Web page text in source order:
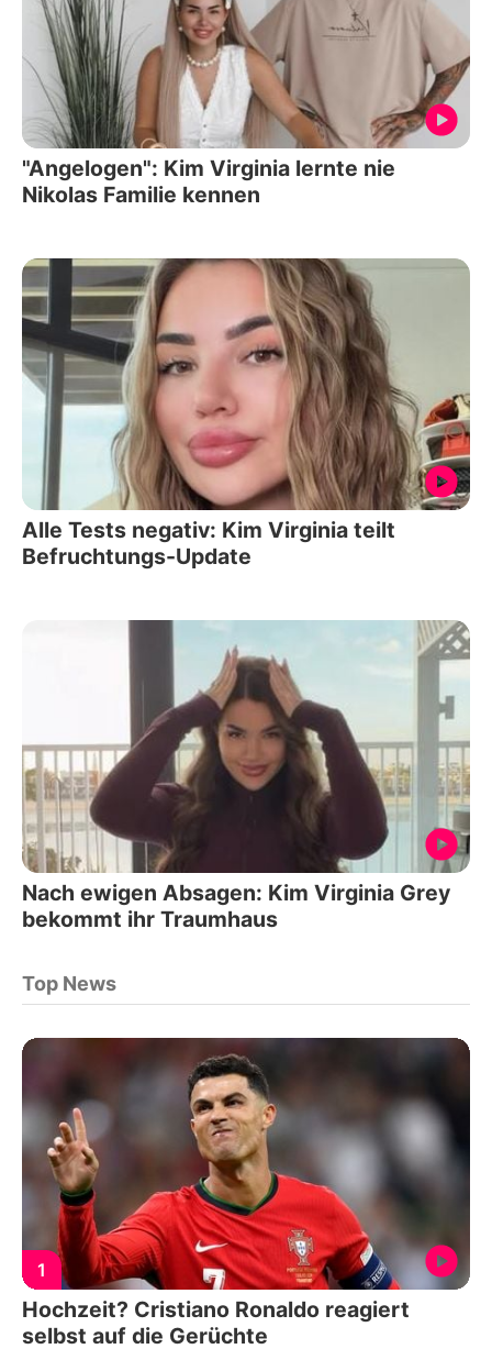
"Angelogen": Kim Virginia lernte nie
Nikolas Familie kennen
Alle Tests negativ: Kim Virginia teilt
Befruchtungs-Update
Nach ewigen Absagen: Kim Virginia Grey
bekommt ihr Traumhaus
Top News
1
Hochzeit? Cristiano Ronaldo reagiert
selbst auf die Gerüchte